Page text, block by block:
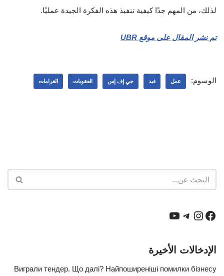
لذلك، من المهم جدًا كيفية تنفيذ هذه الفكرة الجيدة عمليًا.
تم نشر المقال على موقع UBR
الوسوم: عمل فيد جي إف إس العقوبات الغرامات
الإدخالات الأخيرة
Виграли тендер. Що далі? Найпоширеніші помилки бізнесу